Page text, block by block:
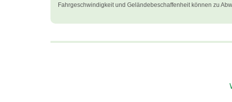
Fahrgeschwindigkeit und Geländebeschaffenheit können zu